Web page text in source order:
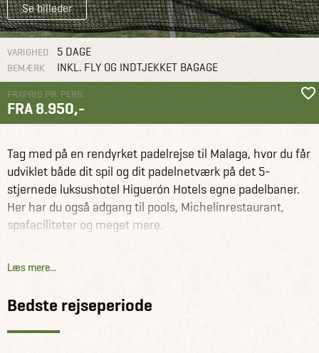
Se billeder
VARIGHED 5 DAGE
BEMÆRK INKL. FLY OG INDTJEKKET BAGAGE
FRAPRIS PR. PERS.
FRA 8.950,-
Spanien Grupperejser Med
dansk
rejseleder
Padel Camp i Malaga i
luksuriøse rammer med
dansk rejseleder
Tag med på en rendyrket padelrejse til Malaga, hvor du får
udviklet både dit spil og dit padelnetværk på det 5-
stjernede luksushotel Higuerón Hotels egne padelbaner.
Her har du også adgang til pools, Michelinrestaurant,
spafaciliteter og meget mere.
Turen er arrangeret uden spildtid, så du får det maksimale
arrangeret transfer til hotellet, som ligger blot 20
minutters kørsel væk. Ydermere er de 14 inkluderede
padeltimer på hotellets egne, nye baner, som ligger inden
Læs mere...
Bedste rejseperiode